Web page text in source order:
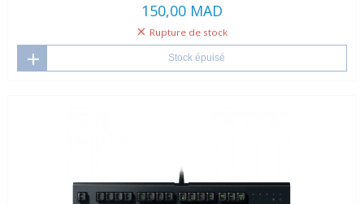
150,00 MAD
Rupture de stock
Stock épuisé